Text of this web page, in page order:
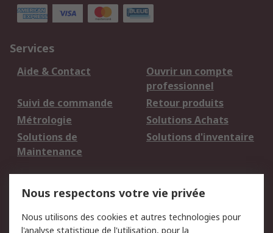
Services
Aide & Contact
Ouvrir un compte
professionnel
Suivi de commande
Retour produits
Métrologie
Solutions Achats
Solutions de
Maintenance
Solutions d'inventaire
du site
Nous respectons votre vie privée
Nous utilisons des cookies et autres technologies pour
l'analyse statistique de l'utilisation, pour la